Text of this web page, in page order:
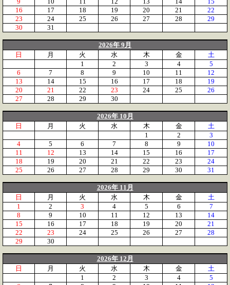
16
17 18 19 20 21
22
23
24 25 26 27 28
29
30
31
2026年 9月
日
月 火 水 木 金
土
1
2 3 4
5
6
7 8 9 10 11
12
13
14 15 16 17 18
19
20
21 22 23 24 25
26
27
28 29 30
2026年 10月
日
月 火 水 木 金
土
1
2
3
4
5 6 7 8 9
10
11
12 13 14 15 16
17
18
19 20 21 22 23
24
25
26 27 28 29 30 31
2026年 11月
日
月 火 水 木 金
土
1
2 3 4 5 6
7
8
9 10 11 12 13
14
15
16 17 18 19 20
21
22
23 24 25 26 27
28
29
30
2026年 12月
日
月 火 水 木 金
土
1
2 3 4
5